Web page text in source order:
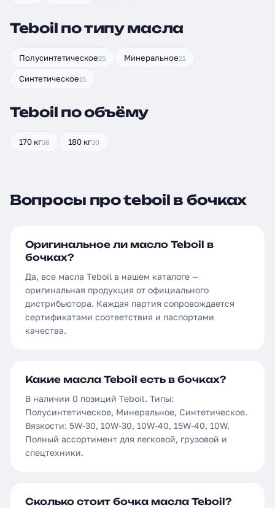
Teboil по типу масла
Полусинтетическое25 Минеральное21
Синтетическое15
Teboil по объёму
170 кг38 180 кг30
Вопросы про teboil в бочках
Оригинальное ли масло Teboil в
бочках?
Да, все масла Teboil в нашем каталоге —
оригинальная продукция от официального
дистрибьютора. Каждая партия сопровождается
сертификатами соответствия и паспортами
качества.
Какие масла Teboil есть в бочках?
В наличии 0 позиций Teboil. Типы:
Полусинтетическое, Минеральное, Синтетическое.
Вязкости: 5W-30, 10W-30, 10W-40, 15W-40, 10W.
Полный ассортимент для легковой, грузовой и
спецтехники.
Сколько стоит бочка масла Teboil?